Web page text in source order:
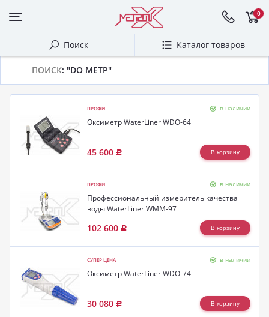
0
Поиск Каталог товаров
ПОИСК: "DO МЕТР"
ПРОФИ в наличии
Оксиметр WaterLiner WDO-64
45 600 Р
ПРОФИ в наличии
Профессиональный измеритель качества
воды WaterLiner WMM-97
102 600 Р
СУПЕР ЦЕНА в наличии
Оксиметр WaterLiner WDO-74
30 080 Р